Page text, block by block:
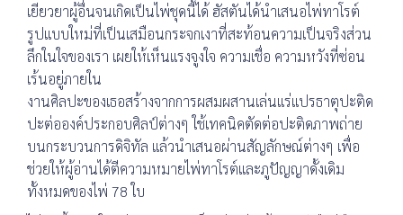
เยียวยาผู้อื่นจนเกิดเป็นไพ่ชุดนี้ได้ ฮัสตันได้นำเสนอไพ่ทาโรต์
รูปแบบใหม่ที่เป็นเสมือนกระจกเงาที่สะท้อนความเป็นจริงส่วน
ลึกในใจของเรา เผยให้เห็นแรงจูงใจ ความเชื่อ ความหวังที่ซ่อน
เร้นอยู่ภายใน
งานศิลปะของเธอสร้างจากการผสมผสานเล่นแร่แปรธาตุปะติด
ปะต่อองค์ประกอบศิลป์ต่างๆ ใช้เทคนิคตัดต่อปะติดภาพถ่าย
บนกระบวนการดิจิทัล แล้วนำเสนอผ่านสัญลักษณ์ต่างๆ เพื่อ
ช่วยให้ผู้อ่านได้ตีความหมายไพ่ทาโรต์และภูปัญญาดั้งเดิม
ทั้งหมดของไพ่ 78 ใบ